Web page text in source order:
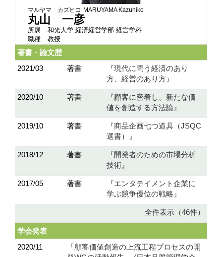
マルヤマ カズヒコ MARUYAMA Kazuhiko
丸山 一彦
所属
和光大学 経済経営学部 経営学科
職種
教授
著書・論文歴
2021/03
著書
『現代に問う経済のあり
方、経営のあり方』
2020/10 著書
『顧客に密着し、新たな価
値を創造する方法論』
2019/10 著書
『商品企画七つ道具（JSQC
選書）』
2018/12 著書
『開発者のための市場分析
技術』
2017/05 著書
『エンタテイメント企業に
学ぶ競争優位の戦略』
全件表示（46件）
学会発表
2020/11
「顧客価値創造の上流工程プロセスの開